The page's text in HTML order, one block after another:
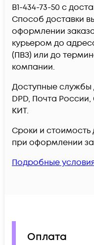
B1-434-73-50 c
Способ доставки
оформлении
курьером до
(ПВЗ) или до
компании.
Доступные службы
DPD, Почта
КИТ.
Сроки и стоимость
при оформлении
Подробные
Оплата